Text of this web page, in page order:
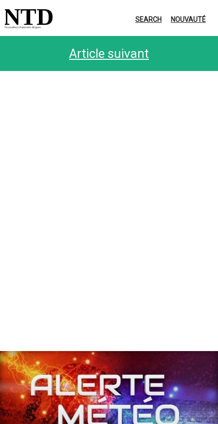
Nouvelles totalement dingues
NTD SEARCH NOUVAUTÉ
Article suivant